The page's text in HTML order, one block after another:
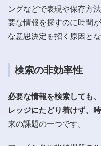
ングなどで表現や保存方
要な情報を探すのに時間
な意思決定を招く原因とな
検索の非効率性
必要な情報を検索しても
レッジにたどり着けず、
来の課題の一つです。